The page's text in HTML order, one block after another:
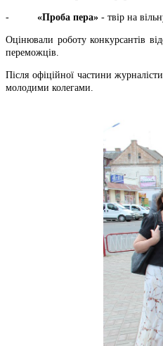
- «Проба пера» - твір на
Оцінювали роботу конкурсантів
переможців.
Після офіційної частини
молодими колегами.